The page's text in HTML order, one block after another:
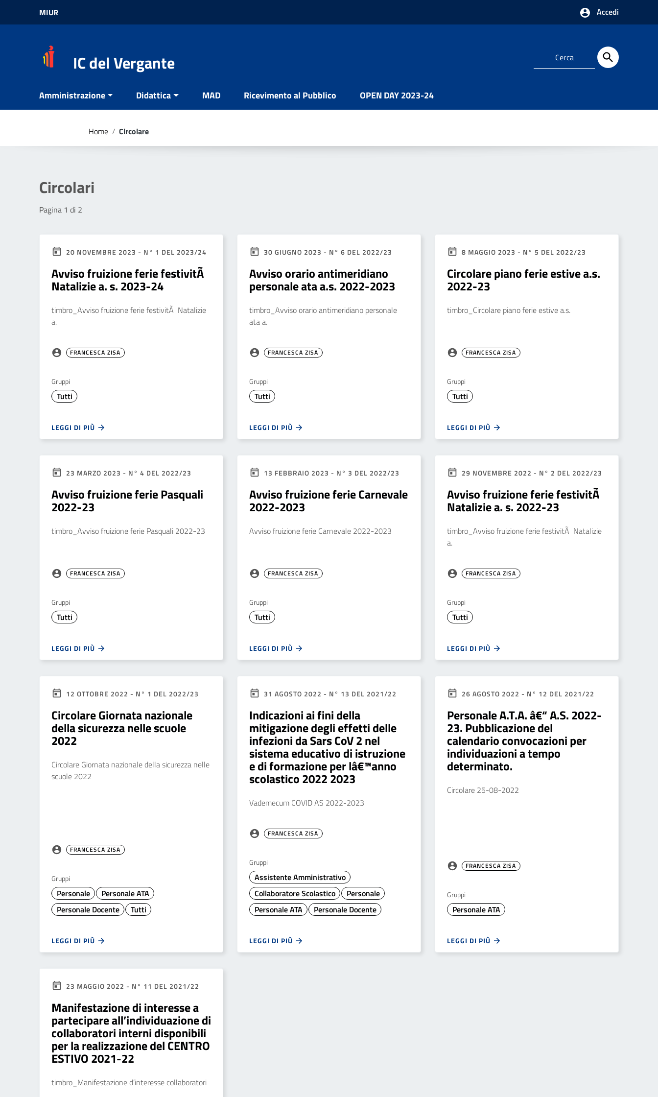
Vai al menu di navigazione
MIUR Accedi
IC del Vergante
Amministrazione Didattica MAD Ricevimento al Pubblico OPEN DAY 2023-24
Home / Circolare
Circolari
Pagina 1 di 2
20 NOVEMBRE 2023 - N° 1 DEL 2023/24
Avviso fruizione ferie festivitÃ
Natalizie a. s. 2023-24
timbro_Avviso fruizione ferie festivitÃ Natalizie
a.
FRANCESCA ZISA
Gruppi
Tutti
LEGGI DI PIÙ
30 GIUGNO 2023 - N° 6 DEL 2022/23
Avviso orario antimeridiano
personale ata a.s. 2022-2023
timbro_Avviso orario antimeridiano personale
ata a.
FRANCESCA ZISA
Gruppi
Tutti
LEGGI DI PIÙ
8 MAGGIO 2023 - N° 5 DEL 2022/23
Circolare piano ferie estive a.s.
2022-23
timbro_Circolare piano ferie estive a.s.
FRANCESCA ZISA
Gruppi
Tutti
LEGGI DI PIÙ
23 MARZO 2023 - N° 4 DEL 2022/23
Avviso fruizione ferie Pasquali
2022-23
timbro_Avviso fruizione ferie Pasquali 2022-23
FRANCESCA ZISA
Gruppi
Tutti
LEGGI DI PIÙ
13 FEBBRAIO 2023 - N° 3 DEL 2022/23
Avviso fruizione ferie Carnevale
2022-2023
Avviso fruizione ferie Carnevale 2022-2023
FRANCESCA ZISA
Gruppi
Tutti
LEGGI DI PIÙ
29 NOVEMBRE 2022 - N° 2 DEL 2022/23
Avviso fruizione ferie festivitÃ
Natalizie a. s. 2022-23
timbro_Avviso fruizione ferie festivitÃ Natalizie
a.
FRANCESCA ZISA
Gruppi
Tutti
LEGGI DI PIÙ
12 OTTOBRE 2022 - N° 1 DEL 2022/23
Circolare Giornata nazionale
della sicurezza nelle scuole
2022
Circolare Giornata nazionale della sicurezza nelle
scuole 2022
FRANCESCA ZISA
Gruppi
Personale
Personale ATA
Personale Docente
Tutti
LEGGI DI PIÙ
31 AGOSTO 2022 - N° 13 DEL 2021/22
Indicazioni ai fini della
mitigazione degli effetti delle
infezioni da Sars CoV 2 nel
sistema educativo di istruzione
e di formazione per lâ€™anno
scolastico 2022 2023
Vademecum COVID AS 2022-2023
FRANCESCA ZISA
Gruppi
Assistente Amministrativo
Collaboratore Scolastico
Personale
Personale ATA
Personale Docente
LEGGI DI PIÙ
26 AGOSTO 2022 - N° 12 DEL 2021/22
Personale A.T.A. â€“ A.S. 2022-
23. Pubblicazione del
calendario convocazioni per
individuazioni a tempo
determinato.
Circolare 25-08-2022
FRANCESCA ZISA
Gruppi
Personale ATA
LEGGI DI PIÙ
23 MAGGIO 2022 - N° 11 DEL 2021/22
Manifestazione di interesse a
partecipare all’individuazione di
collaboratori interni disponibili
per la realizzazione del CENTRO
ESTIVO 2021-22
timbro_Manifestazione d’interesse collaboratori